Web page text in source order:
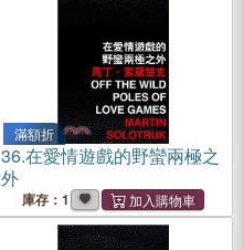
滿額折
36.在愛情遊戲的野蠻兩極之
外
庫存：1